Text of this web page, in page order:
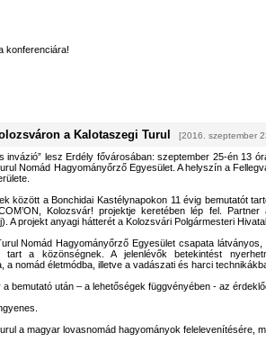
konferenciára!
a Kalotaszegi Turul [2016. szeptember
invázió” lesz Erdély fővárosában: szeptember 25-én 13
Nomád Hagyományőrző Egyesület. A helyszín a
között a Bonchidai Kastélynapokon 11 évig bemutatót
Kolozsvár! projektje keretében lép fel.
A projekt anyagi hátterét a Kolozsvári Polgármesteri
Nomád Hagyományőrző Egyesület csapata
tart a közönségnek. A jelenlévők betekintést
a nomád életmódba, illetve a vadászati és harci
bemutató után – a lehetőségek függvényében - az
a magyar lovasnomád hagyományok felelevenítésére,